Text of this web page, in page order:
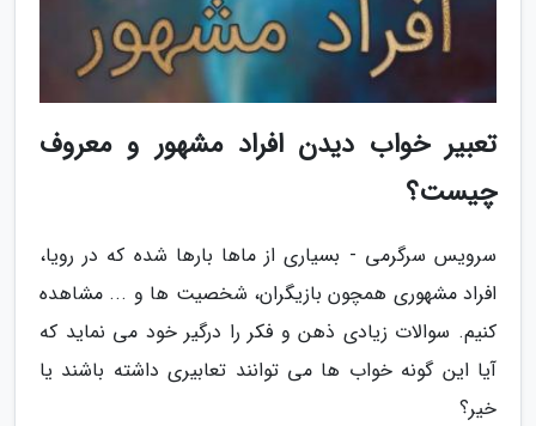
تعبیر خواب دیدن افراد مشهور و معروف
چیست؟
سرویس سرگرمی - بسیاری از ماها بارها شده که در رویا،
افراد مشهوری همچون بازیگران، شخصیت ها و ... مشاهده
کنیم. سوالات زیادی ذهن و فکر را درگیر خود می نماید که
آیا این گونه خواب ها می توانند تعابیری داشته باشند یا
خیر؟